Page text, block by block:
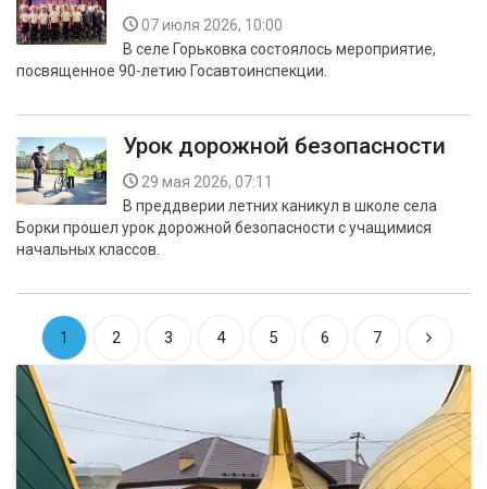
07 июля 2026, 10:00
В селе Горьковка состоялось мероприятие,
посвященное 90-летию Госавтоинспекции.
Урок дорожной безопасности
29 мая 2026, 07:11
В преддверии летних каникул в школе села
Борки прошел урок дорожной безопасности с учащимися
начальных классов.
1 2 3 4 5 6 7